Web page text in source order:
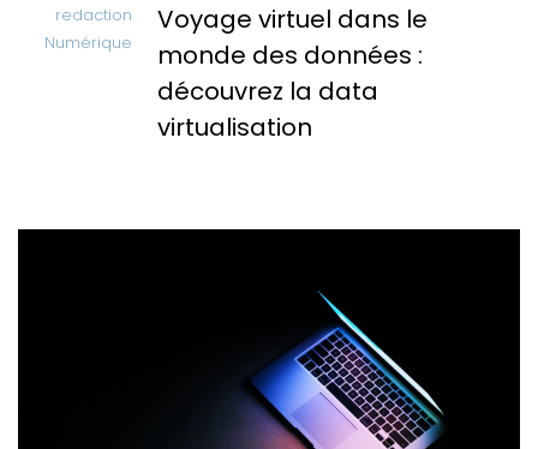
redaction
Numérique
Voyage virtuel dans le
monde des données :
découvrez la data
virtualisation